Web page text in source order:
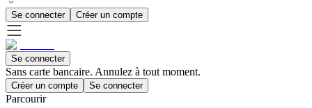
Se connecter Créer un compte
Se connecter
Sans carte bancaire. Annulez à tout moment.
Créer un compte Se connecter
Parcourir